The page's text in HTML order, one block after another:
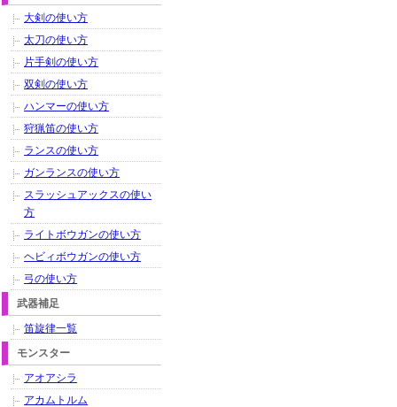
大剣の使い方
太刀の使い方
片手剣の使い方
双剣の使い方
ハンマーの使い方
狩猟笛の使い方
ランスの使い方
ガンランスの使い方
スラッシュアックスの使い
方
ライトボウガンの使い方
ヘビィボウガンの使い方
弓の使い方
武器補足
笛旋律一覧
モンスター
アオアシラ
アカムトルム